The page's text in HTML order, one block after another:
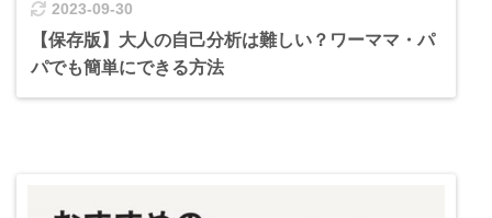
2023-09-30
【保存版】大人の自己分析は難しい？ワーママ・パ
パでも簡単にできる方法